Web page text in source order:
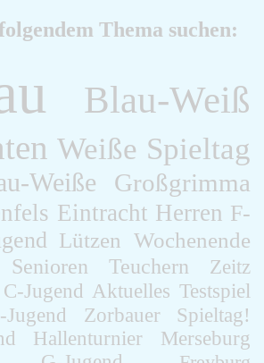
Thema suchen:
Blau-Weiß
Weiße Spieltag
Weiße
Großgrimma
Eintracht Herren F-
Lützen Wochenende
Senioren Teuchern
Zeitz
C-Jugend Aktuelles Testspiel
Jugend Zorbauer
Spieltag!
Hallenturnier
Merseburg